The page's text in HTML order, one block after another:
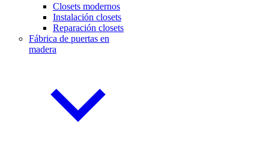
Closets modernos
Instalación closets
Reparación closets
Fábrica de puertas en
madera